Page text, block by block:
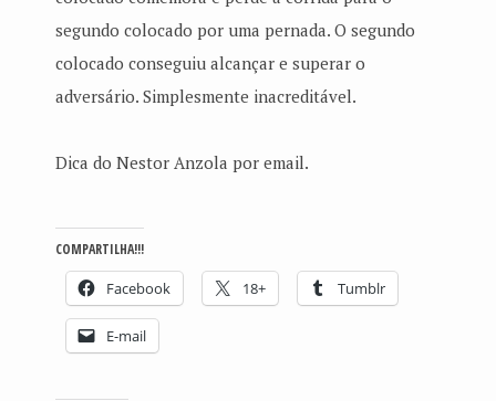
segundo colocado por uma pernada. O segundo
colocado conseguiu alcançar e superar o
adversário. Simplesmente inacreditável.
Dica do Nestor Anzola por email.
COMPARTILHA!!!
Facebook 18+ Tumblr
E-mail